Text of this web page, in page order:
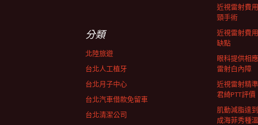
近視雷射費
頸手術
近視雷射費
缺點
眼科提供相
雷射白內障
近視雷射精
君綺PTT評價
肌動減脂達
成海菲秀種
分類
北陸旅遊
台北人工植牙
台北月子中心
台北汽車借款免留車
台北清潔公司